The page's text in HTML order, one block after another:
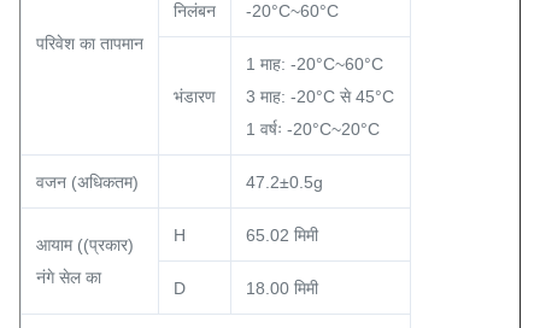
परिवेश का तापमान
निलंबन -20°C~60°C
भंडारण
1 माह: -20°C~60°C
3 माह: -20°C से 45°C
1 वर्षः -20°C~20°C
वजन (अधिकतम) 47.2±0.5g
आयाम ((प्रकार)
नंगे सेल का
H 65.02 मिमी
D 18.00 मिमी